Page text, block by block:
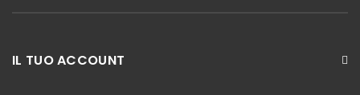
IL TUO ACCOUNT